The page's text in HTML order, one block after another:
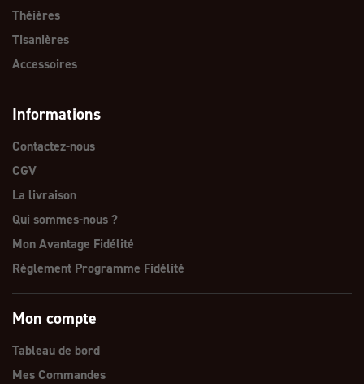
Théières
Tisanières
Accessoires
Informations
Contactez-nous
CGV
La livraison
Qui sommes-nous ?
Mon Avantage Fidélité
Règlement Programme Fidélité
Mon compte
Tableau de bord
Mes Commandes